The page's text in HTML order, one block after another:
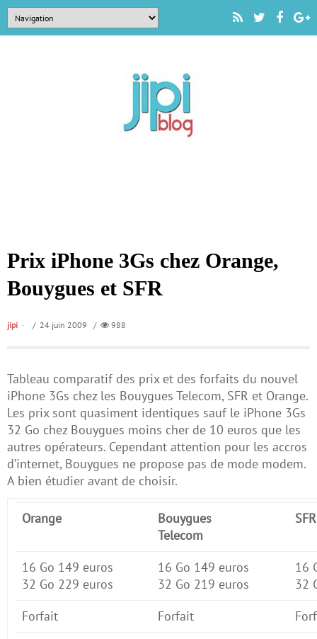
Prix iPhone 3Gs chez Orange,
Bouygues et SFR
jipi / 24 juin 2009 / 988
Tableau comparatif des prix et des forfaits du nouvel
iPhone 3Gs chez les Bouygues Telecom, SFR et Orange.
Les prix sont quasiment identiques sauf le iPhone 3Gs
32 Go chez Bouygues moins cher de 10 euros que les
autres opérateurs. Cependant attention pour les accros
d’internet, Bouygues ne propose pas de mode modem.
A bien étudier avant de choisir.
Orange
Bouygues
Telecom
SFR
16 Go 149 euros
32 Go 229 euros
16 Go 149 euros
32 Go 219 euros
16
32
Forfait
Forfait